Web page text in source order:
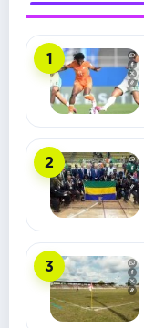
1
2
3